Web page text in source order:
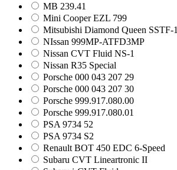
MB 239.41
Mini Cooper EZL 799
Mitsubishi Diamond Queen SSTF-1
NIssan 999MP-ATFD3MP
Nissan CVT Fluid NS-1
Nissan R35 Special
Porsche 000 043 207 29
Porsche 000 043 207 30
Porsche 999.917.080.00
Porsche 999.917.080.01
PSA 9734 52
PSA 9734 S2
Renault BOT 450 EDC 6-Speed
Subaru CVT Lineartronic II